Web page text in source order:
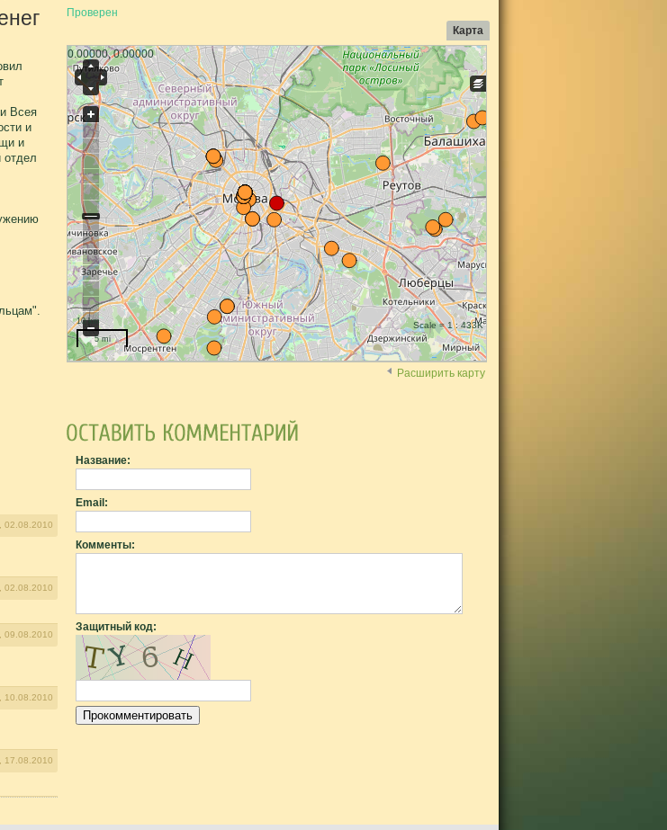
Всея
и
и
отдел
02.08.2010
02.08.2010
09.08.2010
10.08.2010
17.08.2010
Проверен
Карта
0.00000, 0.00000
Scale = 1 : 433K
10 km
5 mi
Расширить карту
Название:
Email:
Комменты:
Защитный код: